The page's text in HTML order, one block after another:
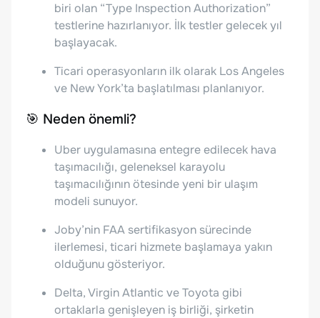
biri olan “Type Inspection Authorization”
testlerine hazırlanıyor. İlk testler gelecek yıl
başlayacak.
Ticari operasyonların ilk olarak Los Angeles
ve New York’ta başlatılması planlanıyor.
🎯 Neden önemli?
Uber uygulamasına entegre edilecek hava
taşımacılığı, geleneksel karayolu
taşımacılığının ötesinde yeni bir ulaşım
modeli sunuyor.
Joby’nin FAA sertifikasyon sürecinde
ilerlemesi, ticari hizmete başlamaya yakın
olduğunu gösteriyor.
Delta, Virgin Atlantic ve Toyota gibi
ortaklarla genişleyen iş birliği, şirketin